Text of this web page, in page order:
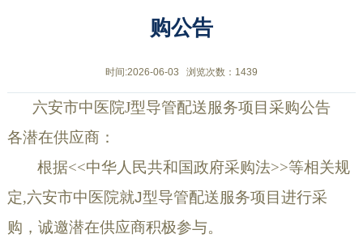
购公告
时间:2026-06-03 浏览次数：1439
六安市中医院J型导管配送服务项目采购公告
各潜在供应商：
根据<<中华人民共和国政府采购法>>等相关规
定,六安市中医院就J型导管配送服务项目进行采
购，诚邀潜在供应商积极参与。